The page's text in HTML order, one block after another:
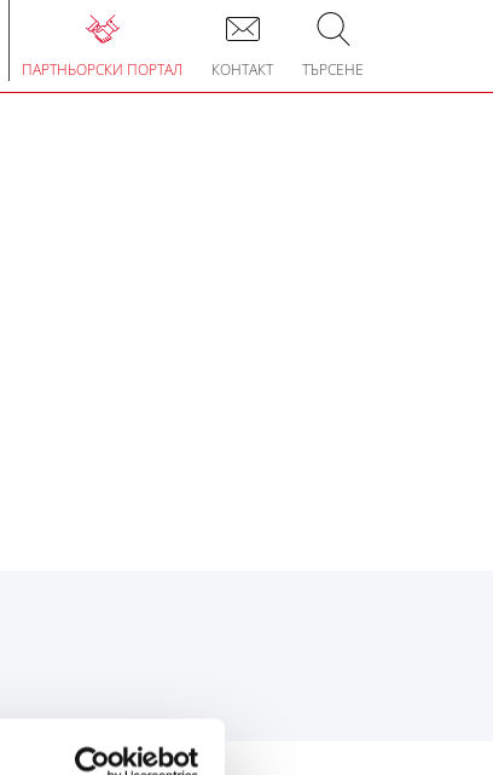
ПАРТНЬОРСКИ ПОРТАЛ КОНТАКТ ТЪРСЕНЕ